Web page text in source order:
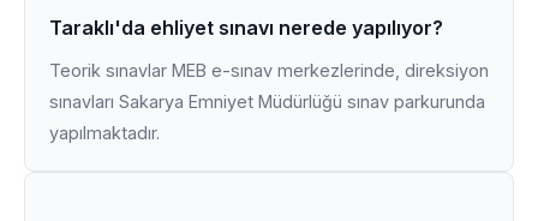
Taraklı'da ehliyet sınavı nerede yapılıyor?
Teorik sınavlar MEB e-sınav merkezlerinde, direksiyon
sınavları Sakarya Emniyet Müdürlüğü sınav parkurunda
yapılmaktadır.